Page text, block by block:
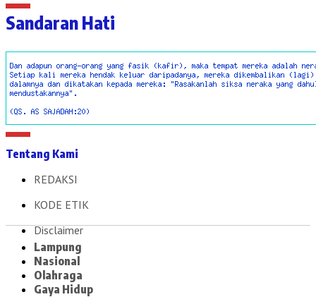
Sandaran Hati
Tentang Kami
REDAKSI
KODE ETIK
Disclaimer
Lampung
Nasional
Olahraga
Gaya Hidup